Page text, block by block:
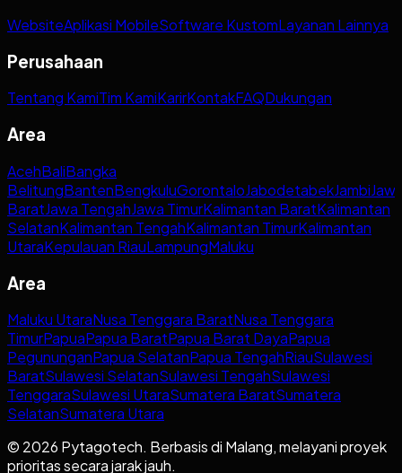
WebsiteAplikasi MobileSoftware KustomLayanan Lainnya
Perusahaan
Tentang KamiTim KamiKarirKontakFAQDukungan
Area
AcehBaliBangka
BelitungBantenBengkuluGorontaloJabodetabekJambi
BaratJawa TengahJawa TimurKalimantan BaratKalimantan
SelatanKalimantan TengahKalimantan TimurKalimantan
UtaraKepulauan RiauLampungMaluku
Area
Maluku UtaraNusa Tenggara BaratNusa Tenggara
TimurPapuaPapua BaratPapua Barat DayaPapua
PegununganPapua SelatanPapua TengahRiauSulawesi
BaratSulawesi SelatanSulawesi TengahSulawesi
TenggaraSulawesi UtaraSumatera BaratSumatera
SelatanSumatera Utara
© 2026 Pytagotech. Berbasis di Malang, melayani proyek
prioritas secara jarak jauh.